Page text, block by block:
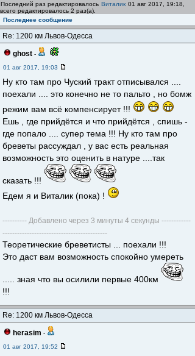
Последний раз редактировалось Виталик 01 авг 2017, 19:18,
всего редактировалось 2 раз(а).
Последнее сообщение
Re: 1200 км Львов-Одесса
ghost -
01 авг 2017, 19:03
Ну кто там про Чуский тракт отписывался ....
поехали .... это конечно не то пальто , но бомж
режим вам всё компенсирует !!!
Ешь , где прийдётся и что прийдётся , спишь -
где попало .... супер тема !!! Ну кто там про
бреветы рассуждал , у вас есть реальная
возможность это оценить в натуре ....так
сказать !!!
Едем я и Виталик (пока) !
---------- Добавлено через 3 минуты 4 секунды ------------
-------------------------------------------
Теоретические бреветисты ... поехали !!!
Это даст вам возможность спокойно умереть
..... зная что вы осилили первые 400км
!!!
Re: 1200 км Львов-Одесса
herasim -
01 авг 2017, 19:52